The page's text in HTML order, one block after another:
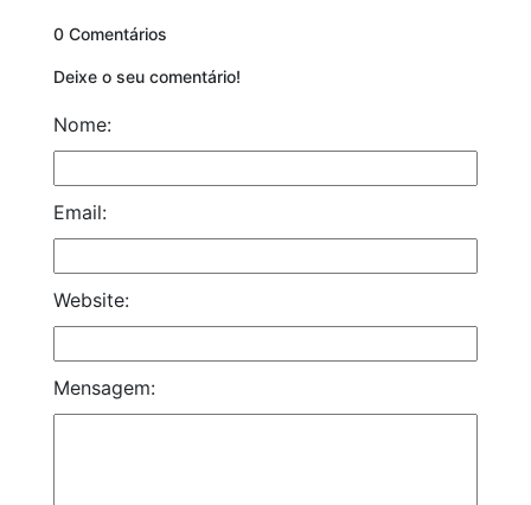
0 Comentários
Deixe o seu comentário!
Nome:
Email:
Website:
Mensagem: